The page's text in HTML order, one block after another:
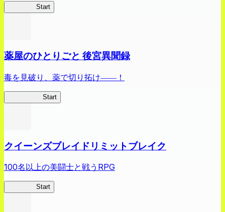
Start
薬屋のひとりごと 後宮異聞録
毒を見破り、薬で切り拓け――！
Start
クイーンズブレイドリミットブレイク
100名以上の美闘士と戦うRPG
Start